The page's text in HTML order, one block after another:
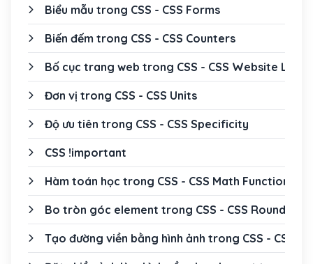
Biểu mẫu trong CSS - CSS Forms
Biến đếm trong CSS - CSS Counters
Bố cục trang web trong CSS - CSS Website
Đơn vị trong CSS - CSS Units
Độ ưu tiên trong CSS - CSS Specificity
CSS !important
Hàm toán học trong CSS - CSS Math Functions
Bo tròn góc element trong CSS - CSS Rounded
Tạo đường viền bằng hình ảnh trong CSS - CSS